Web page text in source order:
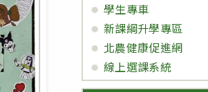
學生專車
新課綱升學專區
北農健康促進網
線上選課系統